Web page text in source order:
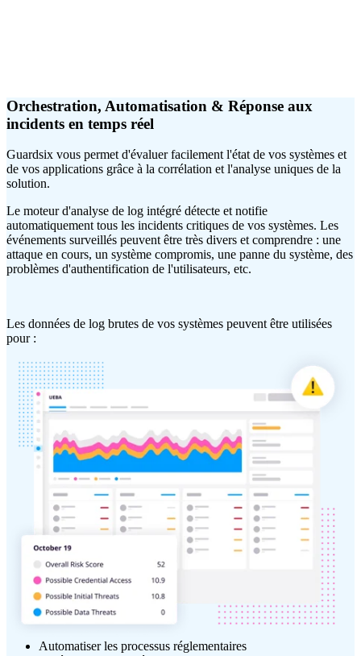
Orchestration, Automatisation & Réponse aux
incidents en temps réel
Guardsix vous permet d'évaluer facilement l'état de vos systèmes et
de vos applications grâce à la corrélation et l'analyse uniques de la
solution.
Le moteur d'analyse de log intégré détecte et notifie
automatiquement tous les incidents critiques de vos systèmes. Les
événements surveillés peuvent être très divers et comprendre : une
attaque en cours, un système compromis, une panne du système, des
problèmes d'authentification de l'utilisateurs, etc.
Les données de log brutes de vos systèmes peuvent être utilisées
pour :
Automatiser les processus réglementaires